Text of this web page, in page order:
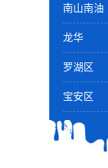
南山南油
龙华
罗湖区
宝安区